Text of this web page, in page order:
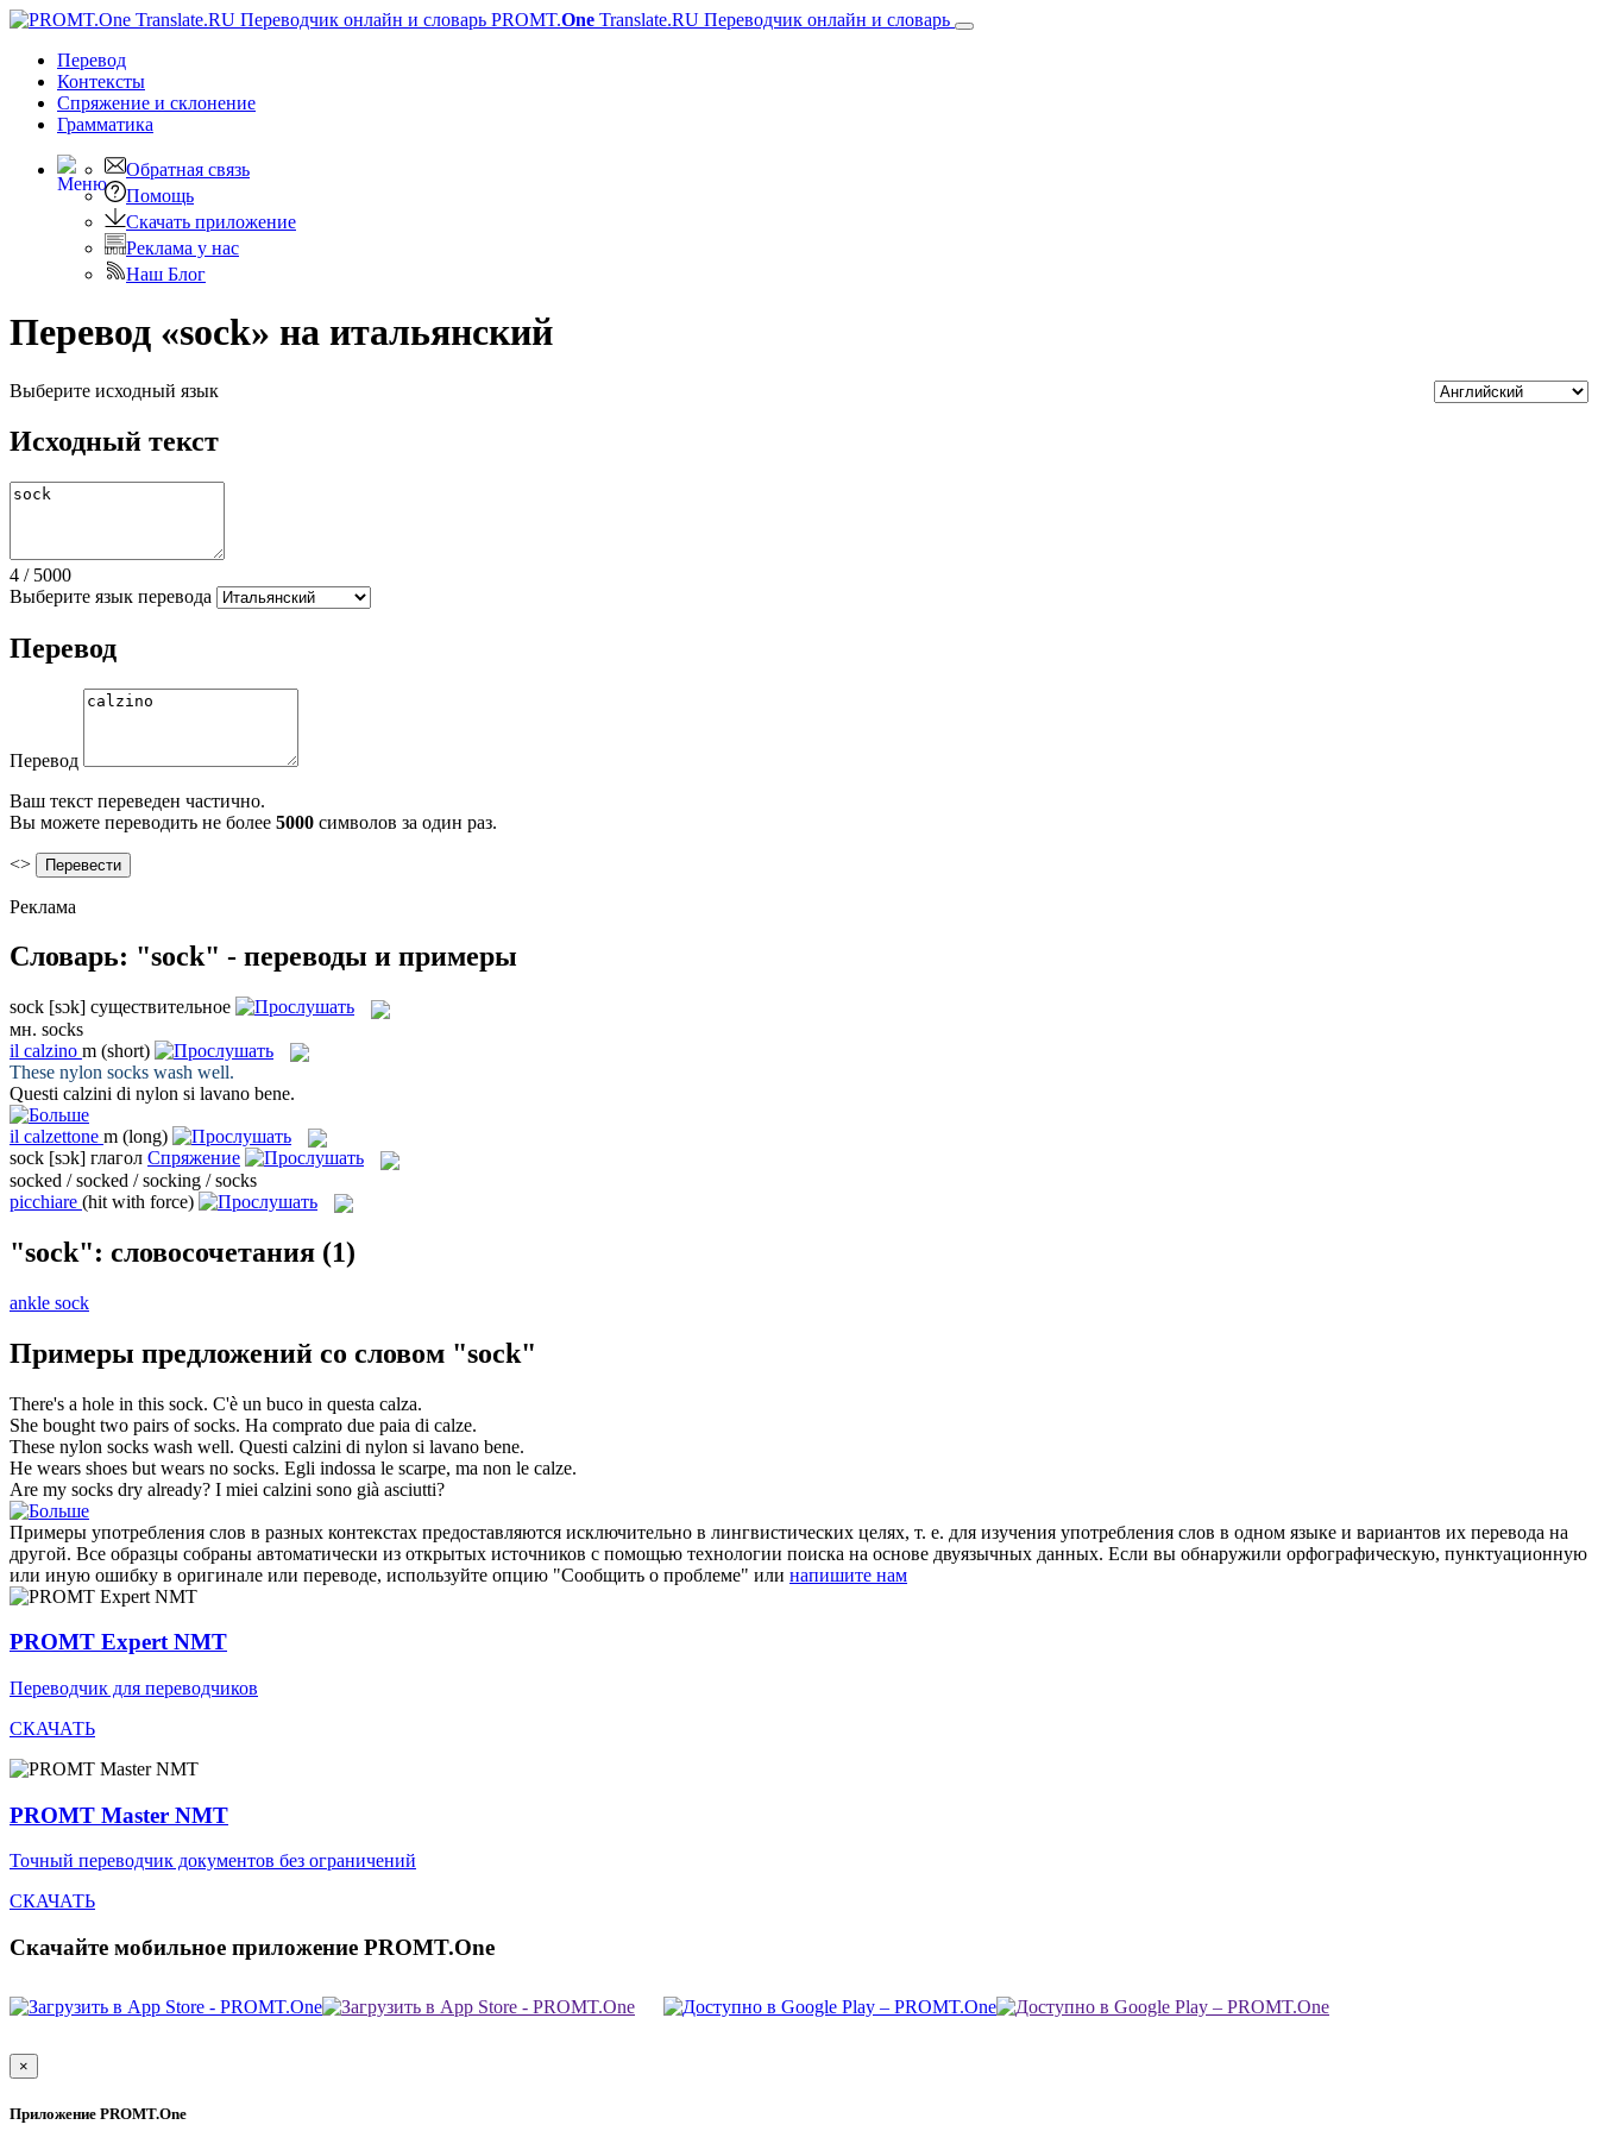
PROMT.One Translate.RU Переводчик онлайн и словарь
Перевод
Контексты
Спряжение и склонение
Грамматика
Обратная связь
Помощь
Скачать приложение
Реклама у нас
Наш Блог
Перевод «sock» на итальянский
Выберите исходный язык
Исходный текст
4 / 5000
Выберите язык перевода
Перевод
Перевод
Ваш текст переведен частично.
Вы можете переводить не более 5000 символов за один раз.
<>
Реклама
Словарь: "sock" - переводы и примеры
sock [sɔk] существительное
мн. socks
il calzino m (short)
These nylon socks wash well.
Questi calzini di nylon si lavano bene.
il calzettone m (long)
sock [sɔk] глагол Спряжение
socked / socked / socking / socks
picchiare (hit with force)
"sock": словосочетания (1)
ankle sock
Примеры предложений со словом "sock"
There's a hole in this sock. C'è un buco in questa calza.
She bought two pairs ofsocks. Ha comprato due paia di calze.
These nylon socks wash well. Questi calzini di nylon si lavano bene.
He wears shoes but wears no socks. Egli indossa le scarpe, ma non le calze.
Are my socks dry already? I miei calzini sono già asciutti?
Примеры употребления слов в разных контекстах предоставляются исключительно в лингвистических целях, т. е. для изучения употребления слов в одном языке и вариантов их перевода на
другой. Все образцы собраны автоматически из открытых источников с помощью технологии поиска на основе двуязычных данных. Если вы обнаружили орфографическую, пунктуационную
или иную ошибку в оригинале или переводе, используйте опцию "Сообщить о проблеме" или напишите нам
PROMT Expert NMT
Переводчик для переводчиков
СКАЧАТЬ
PROMT Master NMT
Точный переводчик документов без ограничений
СКАЧАТЬ
Скачайте мобильное приложение PROMT.One
×
Приложение PROMT.One